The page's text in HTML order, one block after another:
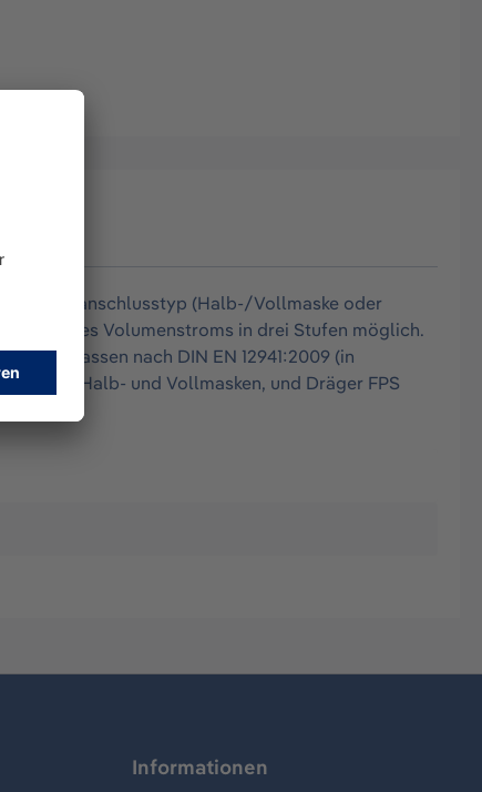
Atemanschlusstyp (Halb-/Vollmaske oder
des Volumenstroms in drei Stufen möglich.
zugelassen nach DIN EN 12941:2009 (in
plore Halb- und Vollmasken, und Dräger FPS
Informationen